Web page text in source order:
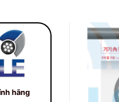
hãng